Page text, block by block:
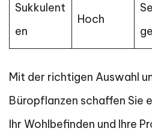
Sukkulent
en
Hoch
Mit der richtigen Auswahl
Büropflanzen schaffen Sie
Ihr Wohlbefinden und Ihre